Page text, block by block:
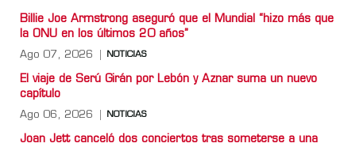
Billie Joe Armstrong aseguró que el Mundial “hizo más que
la ONU en los últimos 20 años”
Ago 07, 2026 NOTICIAS
El viaje de Serú Girán por Lebón y Aznar suma un nuevo
capítulo
Ago 06, 2026 NOTICIAS
Joan Jett canceló dos conciertos tras someterse a una